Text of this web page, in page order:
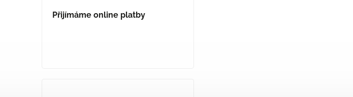
Přijímáme online platby